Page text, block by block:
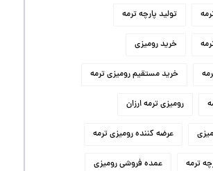
تولید پارچه ترمه
خرید رومیزی
خرید مستقیم رومیزی ترمه
رومیزی ترمه ارزان
عرضه کننده رومیزی ترمه
ترمه عمده فروشی رومیزی